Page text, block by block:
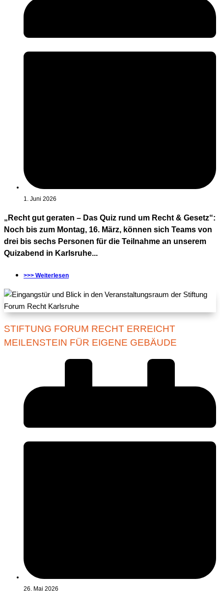
1. Juni 2026
„Recht gut geraten – Das Quiz rund um Recht & Gesetz“:
Noch bis zum Montag, 16. März, können sich Teams von
drei bis sechs Personen für die Teilnahme an unserem
Quizabend in Karlsruhe...
>>> Weiterlesen
STIFTUNG FORUM RECHT ERREICHT
MEILENSTEIN FÜR EIGENE GEBÄUDE
26. Mai 2026